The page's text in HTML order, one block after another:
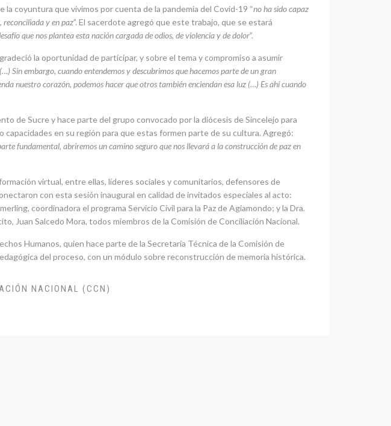
coyuntura que vivimos por cuenta de la pandemia del Covid-19 “no ha sido capaz
y en paz”. El sacerdote agregó que este trabajo, que se estará
que nos plantea esta nación cargada de odios, de violencia y de dolor”.
la oportunidad de participar, y sobre el tema y compromiso a asumir
Sin embargo, cuando entendemos y descubrimos que hacemos parte de un gran
nuestro corazón, podemos hacer que otros también enciendan esa luz (…) Es ahí cuando
de Sucre y hace parte del grupo convocado por la diócesis de Sincelejo para
en su región para que estas formen parte de su cultura. Agregó:
fundamental, abriremos un camino seguro que nos llevará a la construcción de paz en
virtual, entre ellas, líderes sociales y comunitarios, defensores de
con esta sesión inaugural en calidad de invitados especiales al acto:
coordinadora el programa Servicio Civil para la Paz de Agiamondo; y la Dra.
Juan Salcedo Mora, todos miembros de la Comisión de Conciliación Nacional.
Humanos, quien hace parte de la Secretaría Técnica de la Comisión de
del proceso, con un módulo sobre reconstrucción de memoria histórica.
NACIONAL (CCN)